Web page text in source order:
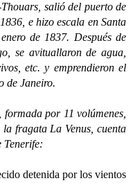
salió del puerto de
e hizo escala en Santa
de 1837. Después de
se avituallaron de agua,
etc. y emprendieron el
de Janeiro.
por 11 volúmenes,
fragata La Venus, cuenta
Tenerife:
detenida por los vientos